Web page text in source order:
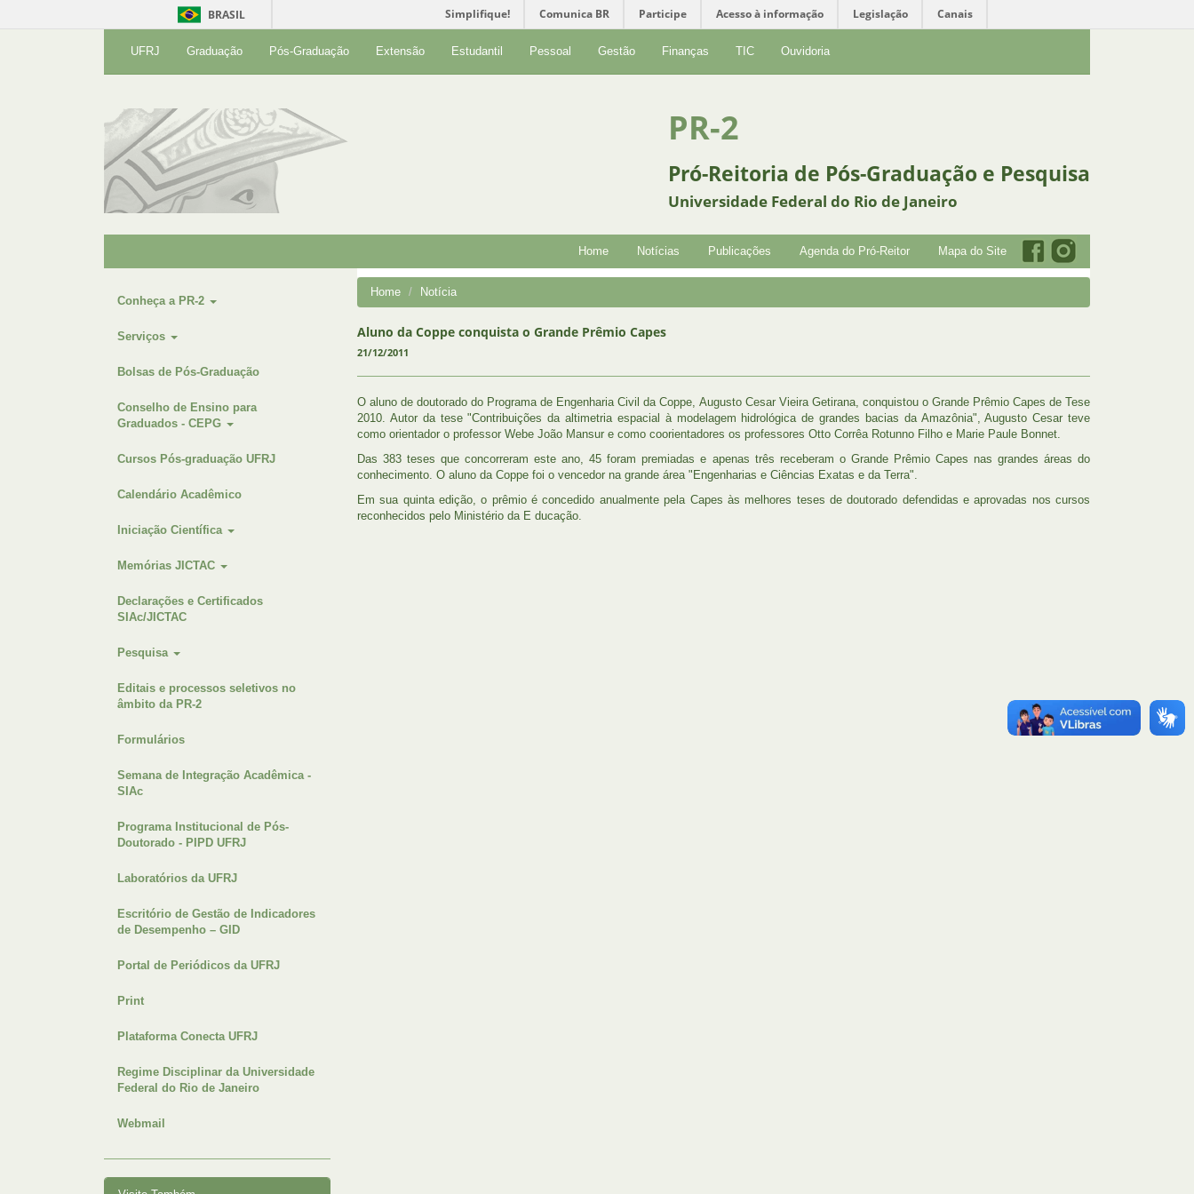
BRASIL Simplifique! Comunica BR Participe Acesso à informação Legislação Canais
UFRJ Graduação Pós-Graduação Extensão Estudantil Pessoal Gestão Finanças TIC Ouvidoria
PR-2
Pró-Reitoria de Pós-Graduação e Pesquisa
Universidade Federal do Rio de Janeiro
Home Notícias Publicações Agenda do Pró-Reitor Mapa do Site
Conheça a PR-2
Serviços
Bolsas de Pós-Graduação
Conselho de Ensino para
Graduados - CEPG
Cursos Pós-graduação UFRJ
Calendário Acadêmico
Iniciação Científica
Memórias JICTAC
Declarações e Certificados
SIAc/JICTAC
Pesquisa
Editais e processos seletivos no
âmbito da PR-2
Formulários
Semana de Integração Acadêmica -
SIAc
Programa Institucional de Pós-
Doutorado - PIPD UFRJ
Laboratórios da UFRJ
Escritório de Gestão de Indicadores
de Desempenho – GID
Portal de Periódicos da UFRJ
Print
Plataforma Conecta UFRJ
Regime Disciplinar da Universidade
Federal do Rio de Janeiro
Webmail
Home Notícia
Aluno da Coppe conquista o Grande Prêmio Capes
21/12/2011
O aluno de doutorado do Programa de Engenharia Civil da Coppe, Augusto Cesar Vieira Getirana, conquistou o Grande Prêmio Capes de Tese
2010. Autor da tese "Contribuições da altimetria espacial à modelagem hidrológica de grandes bacias da Amazônia", Augusto Cesar teve
como orientador o professor Webe João Mansur e como coorientadores os professores Otto Corrêa Rotunno Filho e Marie Paule Bonnet.
Das 383 teses que concorreram este ano, 45 foram premiadas e apenas três receberam o Grande Prêmio Capes nas grandes áreas do
conhecimento. O aluno da Coppe foi o vencedor na grande área "Engenharias e Ciências Exatas e da Terra".
Em sua quinta edição, o prêmio é concedido anualmente pela Capes às melhores teses de doutorado defendidas e aprovadas nos cursos
reconhecidos pelo Ministério da E ducação.